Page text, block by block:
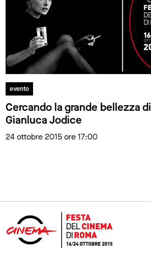
evento
Cercando la grande bellezza di
Gianluca Jodice
24 ottobre 2015 ore 17:00